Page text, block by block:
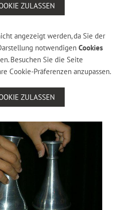
ZULASSEN
angezeigt werden, da Sie der
notwendigen Cookies
Besuchen Sie die Seite
Cookie-Präferenzen anzupassen.
ZULASSEN